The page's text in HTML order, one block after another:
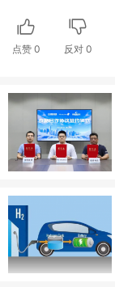
点赞 0 反对 0